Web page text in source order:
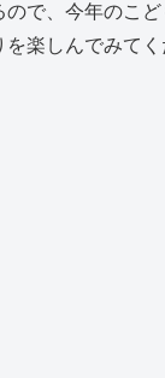
で、今年のこ
楽しんでみて